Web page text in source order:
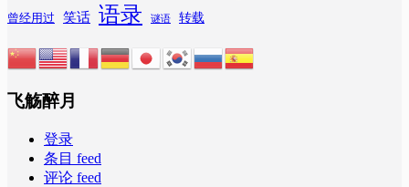
曾经用过 笑话 语录 谜语 转载
飞觞醉月
登录
条目 feed
评论 feed